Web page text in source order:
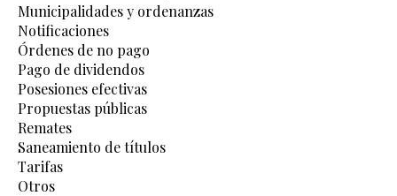
Municipalidades y ordenanzas
Notificaciones
Órdenes de no pago
Pago de dividendos
Posesiones efectivas
Propuestas públicas
Remates
Saneamiento de títulos
Tarifas
Otros